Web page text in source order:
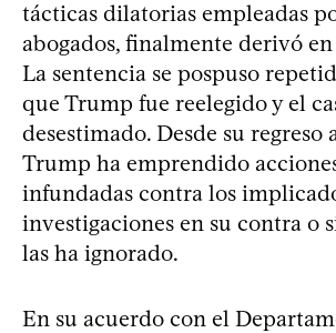
tácticas dilatorias empleadas
abogados, finalmente derivó
La sentencia se pospuso
que Trump fue reelegido y el
desestimado. Desde su regreso
Trump ha emprendido
infundadas contra los
investigaciones en su contra o
las ha ignorado.
En su acuerdo con el